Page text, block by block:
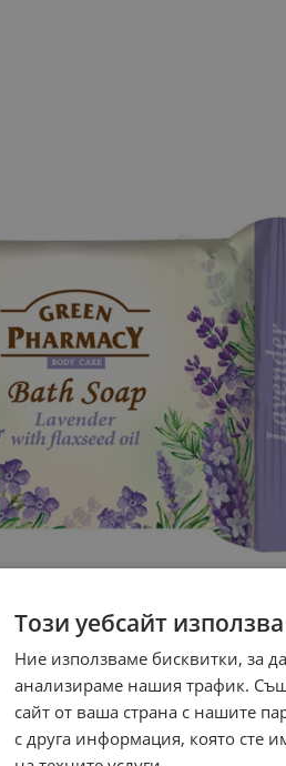
Този уебсайт
Ние използваме бисквитки, за
анализираме нашия трафик.
сайт от ваша страна с нашите
с друга информация, която сте